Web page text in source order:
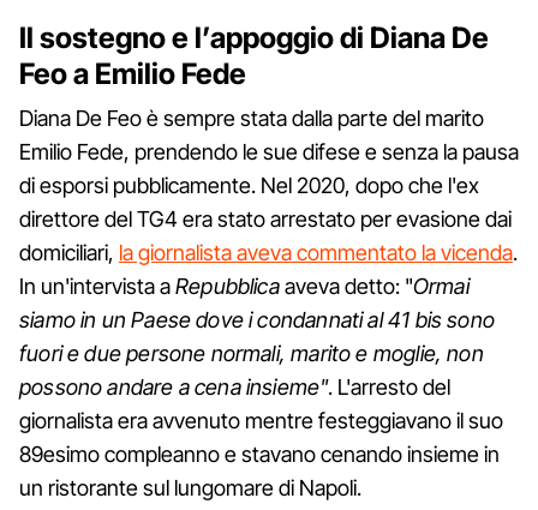
Il sostegno e l’appoggio di Diana De
Feo a Emilio Fede
Diana De Feo è sempre stata dalla parte del marito
Emilio Fede, prendendo le sue difese e senza la pausa
di esporsi pubblicamente. Nel 2020, dopo che l'ex
direttore del TG4 era stato arrestato per evasione dai
domiciliari, la giornalista aveva commentato la vicenda.
In un'intervista aRepubblicaaveva detto: "Ormai
siamo in un Paese dove i condannati al 41 bis sono
fuori e due persone normali, marito e moglie, non
possono andare a cena insieme". L'arresto del
giornalista era avvenuto mentre festeggiavano il suo
89esimo compleanno e stavano cenando insieme in
un ristorante sul lungomare di Napoli.